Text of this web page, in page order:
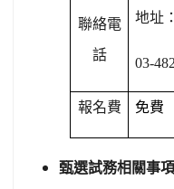
聯絡電
話
地址
03-
報名費 免費
甄選試務相關事